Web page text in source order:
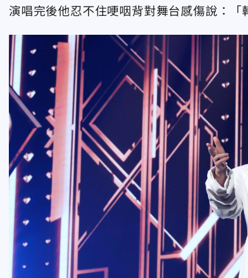
演唱完後他忍不住哽咽背對舞台感傷說：「